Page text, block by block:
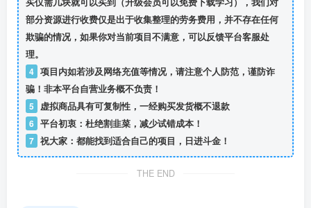
部分资源进行收费仅是出于收集整理的劳务费用，并不存在任何
欺骗的情况，如果你对当前项目不满意，可以反馈平台客服处
理。
4 项目内如若涉及网络充值等情况，请注意个人防范，谨防诈
骗！非本平台自营业务概不负责！
5
虚拟商品具有可复制性，一经购买发货概不退款
6 平台初衷：杜绝割韭菜，减少试错成本！
7 祝大家：都能找到适合自己的项目，日进斗金！
THE END